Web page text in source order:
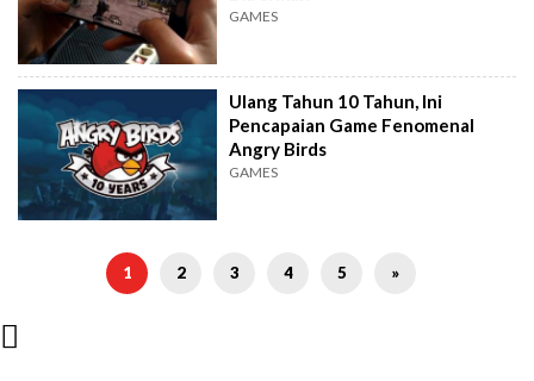
GAMES
Ulang Tahun 10 Tahun, Ini
Pencapaian Game Fenomenal
Angry Birds
GAMES
1 2 3 4 5 »
